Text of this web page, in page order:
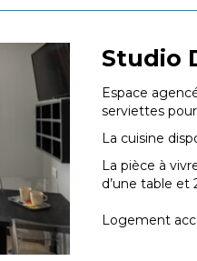
Studio
Espace
serviettes
La cuisine
La pièce à
d’une table et
Logement